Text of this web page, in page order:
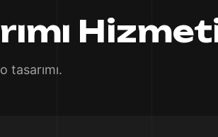
tasarımı.